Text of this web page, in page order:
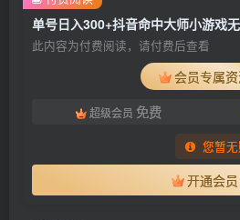
此内容为付费阅读，请付费后查看
会员专属
超级会员 免费
您暂
开通会员